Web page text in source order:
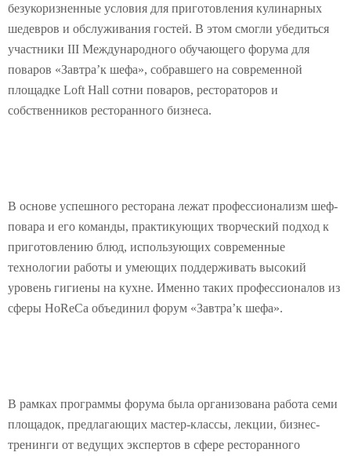
безукоризненные условия для приготовления кулинарных
шедевров и обслуживания гостей. В этом смогли убедиться
участники III Международного обучающего форума для
поваров «Завтра’к шефа», собравшего на современной
площадке Loft Hall сотни поваров, рестораторов и
собственников ресторанного бизнеса.
В основе успешного ресторана лежат профессионализм шеф-
повара и его команды, практикующих творческий подход к
приготовлению блюд, использующих современные
технологии работы и умеющих поддерживать высокий
уровень гигиены на кухне. Именно таких профессионалов из
сферы HoReCa объединил форум «Завтра’к шефа».
В рамках программы форума была организована работа семи
площадок, предлагающих мастер-классы, лекции, бизнес-
тренинги от ведущих экспертов в сфере ресторанного